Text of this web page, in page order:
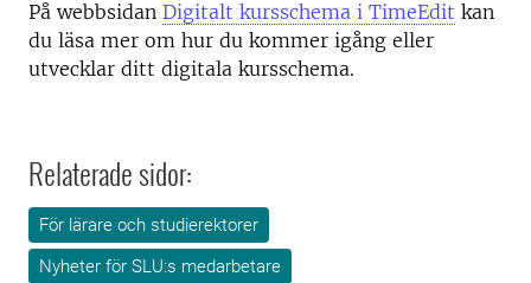
På webbsidan Digitalt kursschema i TimeEdit kan
du läsa mer om hur du kommer igång eller
utvecklar ditt digitala kursschema.
Relaterade sidor:
För lärare och studierektorer
Nyheter för SLU:s medarbetare